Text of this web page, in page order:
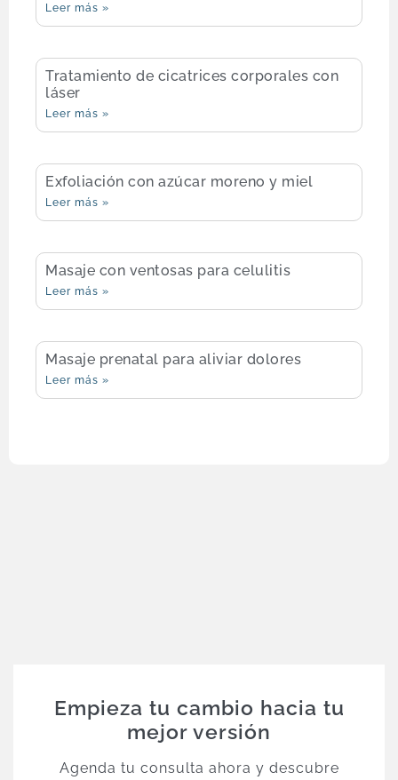
Leer más »
Tratamiento de cicatrices corporales con
láser
Leer más »
Exfoliación con azúcar moreno y miel
Leer más »
Masaje con ventosas para celulitis
Leer más »
Masaje prenatal para aliviar dolores
Leer más »
Empieza tu cambio hacia tu
mejor versión
Agenda tu consulta ahora y descubre